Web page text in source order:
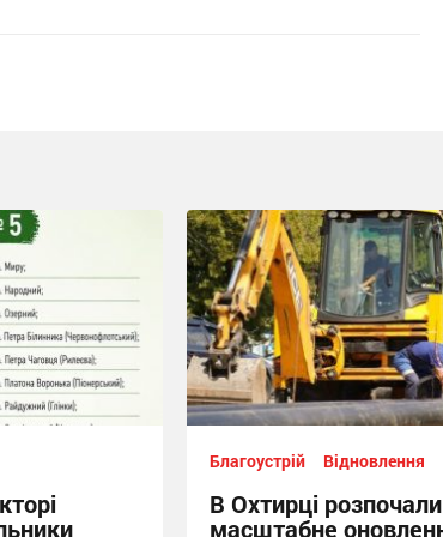
Благоустрій Відновлення
В Охтирці розпочали
масштабне